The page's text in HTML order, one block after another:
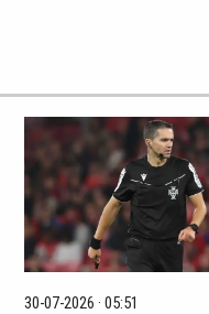
30-07-2026 · 05:51